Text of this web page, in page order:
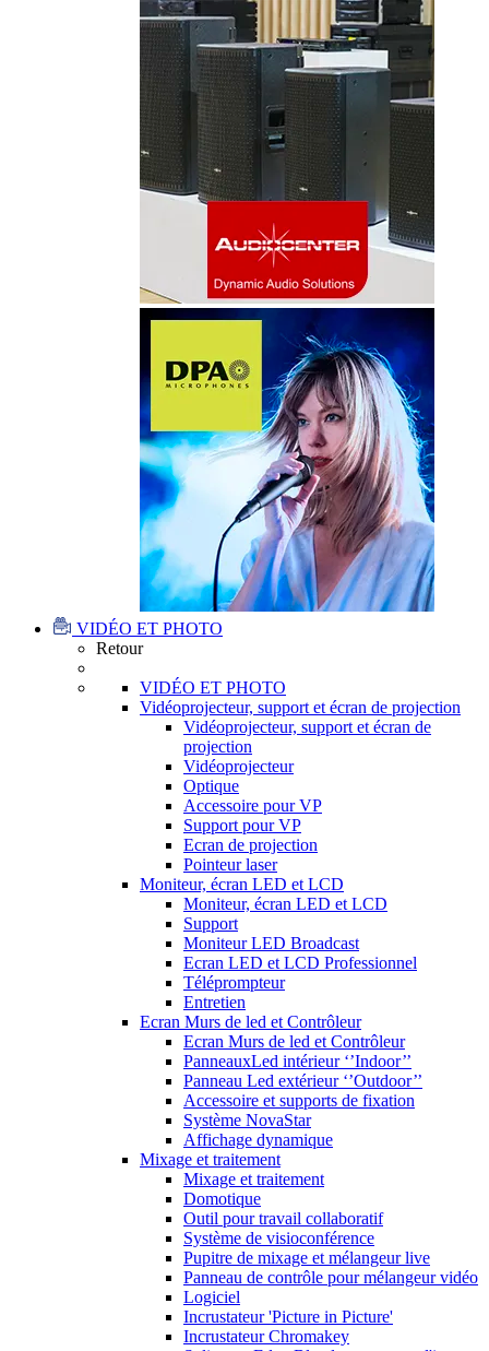
VIDÉO ET PHOTO
Retour
VIDÉO ET PHOTO
Vidéoprojecteur, support et écran de projection
Vidéoprojecteur, support et écran de
projection
Vidéoprojecteur
Optique
Accessoire pour VP
Support pour VP
Ecran de projection
Pointeur laser
Moniteur, écran LED et LCD
Moniteur, écran LED et LCD
Support
Moniteur LED Broadcast
Ecran LED et LCD Professionnel
Téléprompteur
Entretien
Ecran Murs de led et Contrôleur
Ecran Murs de led et Contrôleur
PanneauxLed intérieur ‘’Indoor’’
Panneau Led extérieur ‘’Outdoor’’
Accessoire et supports de fixation
Système NovaStar
Affichage dynamique
Mixage et traitement
Mixage et traitement
Domotique
Outil pour travail collaboratif
Système de visioconférence
Pupitre de mixage et mélangeur live
Panneau de contrôle pour mélangeur vidéo
Logiciel
Incrustateur 'Picture in Picture'
Incrustateur Chromakey